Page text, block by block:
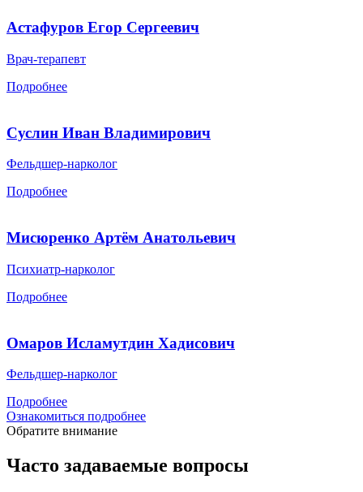
Астафуров Егор Сергеевич
Врач-терапевт
Подробнее
Суслин Иван Владимирович
Фельдшер-нарколог
Подробнее
Мисюренко Артём Анатольевич
Психиатр-нарколог
Подробнее
Омаров Исламутдин Хадисович
Фельдшер-нарколог
Подробнее
Ознакомиться подробнее
Обратите внимание
Часто задаваемые вопросы